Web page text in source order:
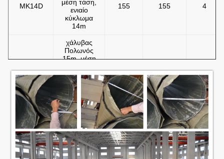
MK14D
μέση τάση,
ενιαίο
κύκλωμα
14m
155 155 4
χάλυβας
Πολωνός
15m, μέση
& διπλό
κύκλωμα
MK10SFS
10m
χάλυβας
Πολωνός,
μόνη
υποστήριξη,
χαμηλή
τάση
230 230 5